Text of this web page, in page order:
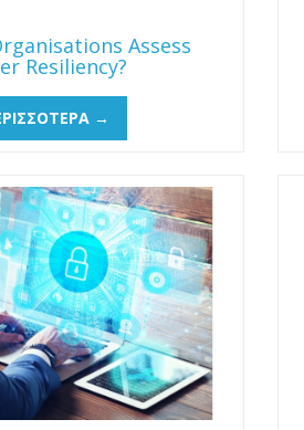
Assess
Resiliency?
→